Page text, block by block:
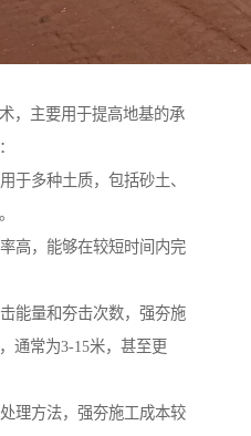
，主要用于提高地基的承
于多种土质，包括砂土、
高，能够在较短时间内完
能量和夯击次数，强夯施
通常为3-15米，甚至更
理方法，强夯施工成本较